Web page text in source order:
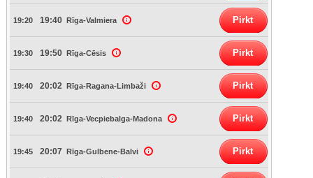
19:20 19:40 Rīga-Valmiera Pirkt
19:30 19:50 Rīga-Cēsis Pirkt
19:40 20:02 Rīga-Ragana-Limbaži Pirkt
19:40 20:02 Rīga-Vecpiebalga-Madona Pirkt
19:45 20:07 Rīga-Gulbene-Balvi Pirkt